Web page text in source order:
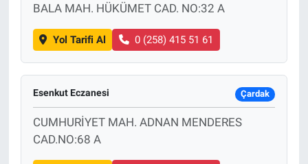
BALA MAH. HÜKÜMET CAD. NO:32 A
Yol Tarifi Al 0 (258) 415 51 61
Esenkut Eczanesi Çardak
CUMHURİYET MAH. ADNAN MENDERES
CAD.NO:68 A